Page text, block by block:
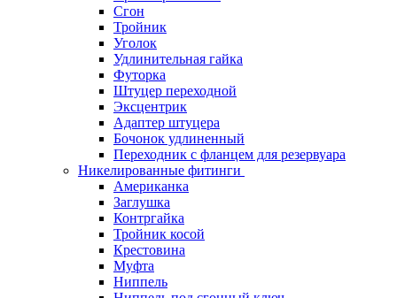
Сгон
Тройник
Уголок
Удлинительная гайка
Футорка
Штуцер переходной
Эксцентрик
Адаптер штуцера
Бочонок удлиненный
Переходник с фланцем для резервуара
Никелированные фитинги
Американка
Заглушка
Контргайка
Тройник косой
Крестовина
Муфта
Ниппель